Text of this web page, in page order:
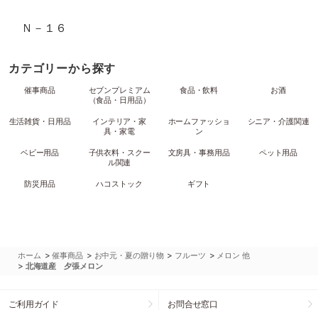
Ｎ－１６
カテゴリーから探す
催事商品
セブンプレミアム
（食品・日用品）
食品・飲料 お酒
生活雑貨・日用品
インテリア・家
具・家電
ホームファッショ
ン
シニア・介護関連
ベビー用品
子供衣料・スクー
ル関連
文房具・事務用品 ペット用品
防災用品 ハコストック ギフト
ホーム >催事商品 > お中元・夏の贈り物 > フルーツ > メロン 他
> 北海道産 夕張メロン
ご利用ガイド お問合せ窓口